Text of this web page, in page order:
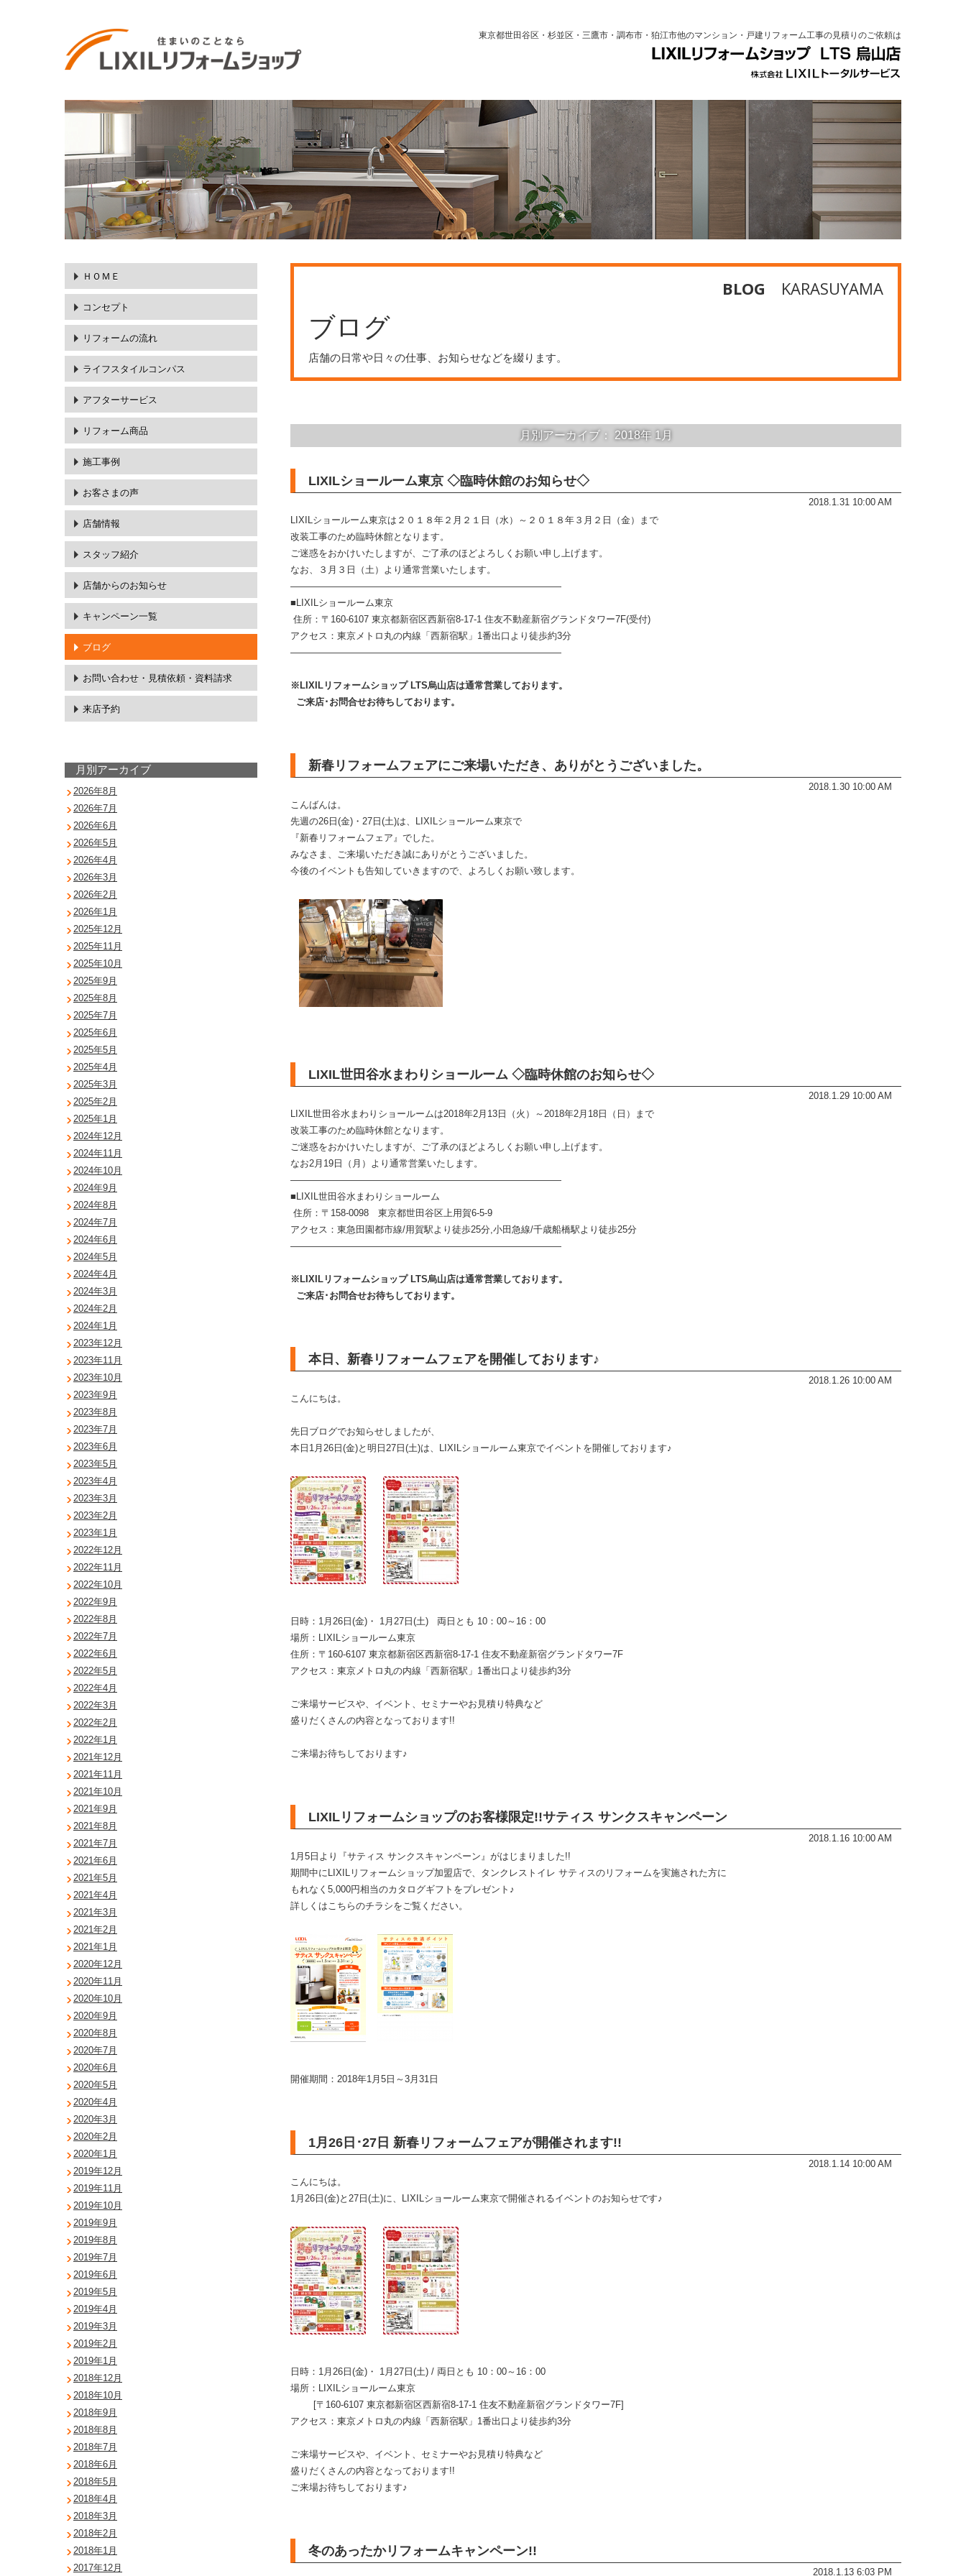
東京都世田谷区・杉並区・三鷹市・調布市・狛江市他のマンション・戸建リフォーム工事の見積りのご依頼は
BLOG KARASUYAMA
ブログ
店舗の日常や日々の仕事、お知らせなどを綴ります。
月別アーカイブ： 2018年 1月
LIXILショールーム東京 ◇臨時休館のお知らせ◇
2018.1.31 10:00 AM
LIXILショールーム東京は２０１８年２月２１日（水）～２０１８年３月２日（金）まで
改装工事のため臨時休館となります。
ご迷惑をおかけいたしますが、ご了承のほどよろしくお願い申し上げます。
なお、３月３日（土）より通常営業いたします。
—————————————————————————————
■LIXILショールーム東京
住所：〒160-6107 東京都新宿区西新宿8-17-1 住友不動産新宿グランドタワー7F(受付)
アクセス：東京メトロ丸の内線「西新宿駅」1番出口より徒歩約3分
—————————————————————————————
※LIXILリフォームショップ LTS烏山店は通常営業しております。
ご来店･お問合せお待ちしております。
新春リフォームフェアにご来場いただき、ありがとうございました。
2018.1.30 10:00 AM
こんばんは。
先週の26日(金)・27日(土)は、LIXILショールーム東京で
『新春リフォームフェア』でした。
みなさま、ご来場いただき誠にありがとうございました。
今後のイベントも告知していきますので、よろしくお願い致します。
LIXIL世田谷水まわりショールーム ◇臨時休館のお知らせ◇
2018.1.29 10:00 AM
LIXIL世田谷水まわりショールームは2018年2月13日（火）～2018年2月18日（日）まで
改装工事のため臨時休館となります。
ご迷惑をおかけいたしますが、ご了承のほどよろしくお願い申し上げます。
なお2月19日（月）より通常営業いたします。
—————————————————————————————
■LIXIL世田谷水まわりショールーム
住所：〒158-0098 東京都世田谷区上用賀6-5-9
アクセス：東急田園都市線/用賀駅より徒歩25分,小田急線/千歳船橋駅より徒歩25分
—————————————————————————————
※LIXILリフォームショップ LTS烏山店は通常営業しております。
ご来店･お問合せお待ちしております。
本日、新春リフォームフェアを開催しております♪
2018.1.26 10:00 AM
こんにちは。
先日ブログでお知らせしましたが、
本日1月26日(金)と明日27日(土)は、LIXILショールーム東京でイベントを開催しております♪
日時：1月26日(金)・ 1月27日(土) 両日とも 10：00～16：00
場所：LIXILショールーム東京
住所：〒160-6107 東京都新宿区西新宿8-17-1 住友不動産新宿グランドタワー7F
アクセス：東京メトロ丸の内線「西新宿駅」1番出口より徒歩約3分
ご来場サービスや、イベント、セミナーやお見積り特典など
盛りだくさんの内容となっております!!
ご来場お待ちしております♪
LIXILリフォームショップのお客様限定!!サティス サンクスキャンペーン
2018.1.16 10:00 AM
1月5日より『サティス サンクスキャンペーン』がはじまりました!!
期間中にLIXILリフォームショップ加盟店で、タンクレストイレ サティスのリフォームを実施された方に
もれなく5,000円相当のカタログギフトをプレゼント♪
詳しくはこちらのチラシをご覧ください。
開催期間：2018年1月5日～3月31日
1月26日･27日 新春リフォームフェアが開催されます!!
2018.1.14 10:00 AM
こんにちは。
1月26日(金)と27日(土)に、LIXILショールーム東京で開催されるイベントのお知らせです♪
日時：1月26日(金)・ 1月27日(土) / 両日とも 10：00～16：00
場所：LIXILショールーム東京
[〒160-6107 東京都新宿区西新宿8-17-1 住友不動産新宿グランドタワー7F]
アクセス：東京メトロ丸の内線「西新宿駅」1番出口より徒歩約3分
ご来場サービスや、イベント、セミナーやお見積り特典など
盛りだくさんの内容となっております!!
ご来場お待ちしております♪
冬のあったかリフォームキャンペーン!!
2018.1.13 6:03 PM
ＨＯＭＥ
コンセプト
リフォームの流れ
ライフスタイルコンパス
アフターサービス
リフォーム商品
施工事例
お客さまの声
店舗情報
スタッフ紹介
店舗からのお知らせ
キャンペーン一覧
ブログ
お問い合わせ・ 見積依頼・資料請求
来店予約
月別アーカイブ
2026年8月
2026年7月
2026年6月
2026年5月
2026年4月
2026年3月
2026年2月
2026年1月
2025年12月
2025年11月
2025年10月
2025年9月
2025年8月
2025年7月
2025年6月
2025年5月
2025年4月
2025年3月
2025年2月
2025年1月
2024年12月
2024年11月
2024年10月
2024年9月
2024年8月
2024年7月
2024年6月
2024年5月
2024年4月
2024年3月
2024年2月
2024年1月
2023年12月
2023年11月
2023年10月
2023年9月
2023年8月
2023年7月
2023年6月
2023年5月
2023年4月
2023年3月
2023年2月
2023年1月
2022年12月
2022年11月
2022年10月
2022年9月
2022年8月
2022年7月
2022年6月
2022年5月
2022年4月
2022年3月
2022年2月
2022年1月
2021年12月
2021年11月
2021年10月
2021年9月
2021年8月
2021年7月
2021年6月
2021年5月
2021年4月
2021年3月
2021年2月
2021年1月
2020年12月
2020年11月
2020年10月
2020年9月
2020年8月
2020年7月
2020年6月
2020年5月
2020年4月
2020年3月
2020年2月
2020年1月
2019年12月
2019年11月
2019年10月
2019年9月
2019年8月
2019年7月
2019年6月
2019年5月
2019年4月
2019年3月
2019年2月
2019年1月
2018年12月
2018年10月
2018年9月
2018年8月
2018年7月
2018年6月
2018年5月
2018年4月
2018年3月
2018年2月
2018年1月
2017年12月